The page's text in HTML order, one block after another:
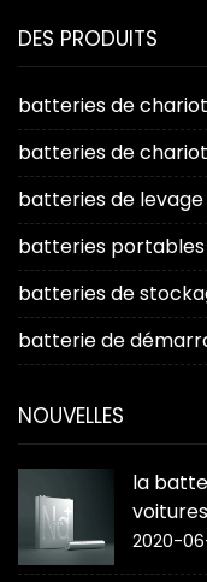
DES PRODUITS
batteries de
batteries de
batteries de
batteries
batteries de
batterie de
NOUVELLES
la
2020-